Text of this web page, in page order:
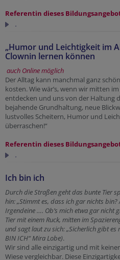
Referentin dieses
.
„Humor und Leichtigkeit im
Clownin lernen können
auch Online möglich
Der Alltag kann manchmal ganz
kosten. Wie wär’s, wenn wir mitten
entdecken und uns von der Haltung
bejahende Grundhaltung, neue
lustvolles Scheitern, Humor und
überraschen!“
Referentin dieses
.
Ich bin ich
Durch die Straßen geht das bunte Tier
hin: „Stimmt es, dass ich gar nichts bin?
Irgendeine …. Ob’s mich etwa gar nicht
Tier mit einem Ruck, mitten im
und sagt laut zu sich: „Sicherlich gibt es
BIN ICH“ Mira Lobe).
Wir sind alle einzigartig und mit
Wiese vergleichbar. Diese